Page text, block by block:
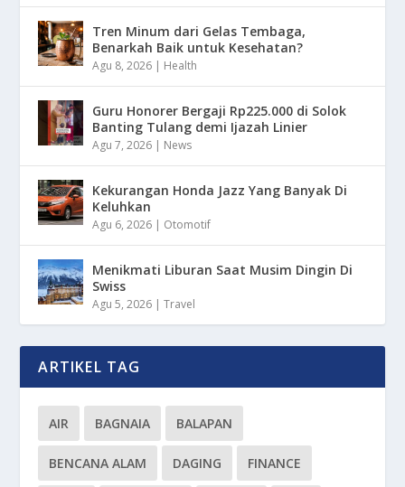
Tren Minum dari Gelas Tembaga,
Benarkah Baik untuk Kesehatan?
Agu 8, 2026 | Health
Guru Honorer Bergaji Rp225.000 di Solok
Banting Tulang demi Ijazah Linier
Agu 7, 2026 | News
Kekurangan Honda Jazz Yang Banyak Di
Keluhkan
Agu 6, 2026 | Otomotif
Menikmati Liburan Saat Musim Dingin Di
Swiss
Agu 5, 2026 |Travel
ARTIKEL TAG
AIR BAGNAIA BALAPAN
BENCANA ALAM DAGING FINANCE